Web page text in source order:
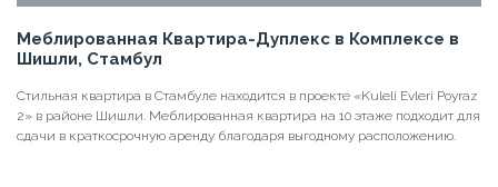
Меблированная Квартира-Дуплекс в Комплексе в
Шишли, Стамбул
Стильная квартира в Стамбуле находится в проекте «Kuleli Evleri Poyraz
2» в районе Шишли. Меблированная квартира на 10 этаже подходит для
сдачи в краткосрочную аренду благодаря выгодному расположению.